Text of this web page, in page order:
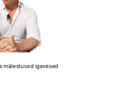
mälestused igavesed